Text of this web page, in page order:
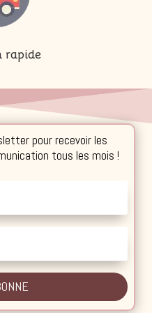
rapide
pour recevoir les
tous les mois !